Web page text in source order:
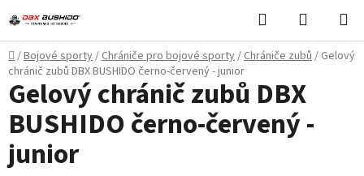
na
obsah
Hledat
KOŠÍK
Domů
/Bojové sporty/Chrániče pro bojové sporty/Chrániče zubů/ Gelový
chránič zubů DBX BUSHIDO černo-červený - junior
Gelový chránič zubů DBX
BUSHIDO černo-červený -
junior